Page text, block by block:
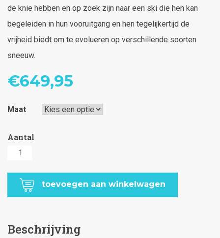
de knie hebben en op zoek zijn naar een ski die hen kan
begeleiden in hun vooruitgang en hen tegelijkertijd de
vrijheid biedt om te evolueren op verschillende soorten
sneeuw.
€649,95
Maat
Santa
92
toevoegen aan winkelwagen
Beschrijving